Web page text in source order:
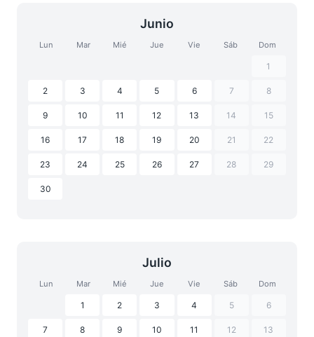
Junio
Lun Mar Mié Jue Vie Sáb Dom
1
2 3 4 5 6 7 8
9 10 11 12 13 14 15
16 17 18 19 20 21 22
23 24 25 26 27 28 29
30
Julio
Lun Mar Mié Jue Vie Sáb Dom
1 2 3 4 5 6
7 8 9 10 11 12 13